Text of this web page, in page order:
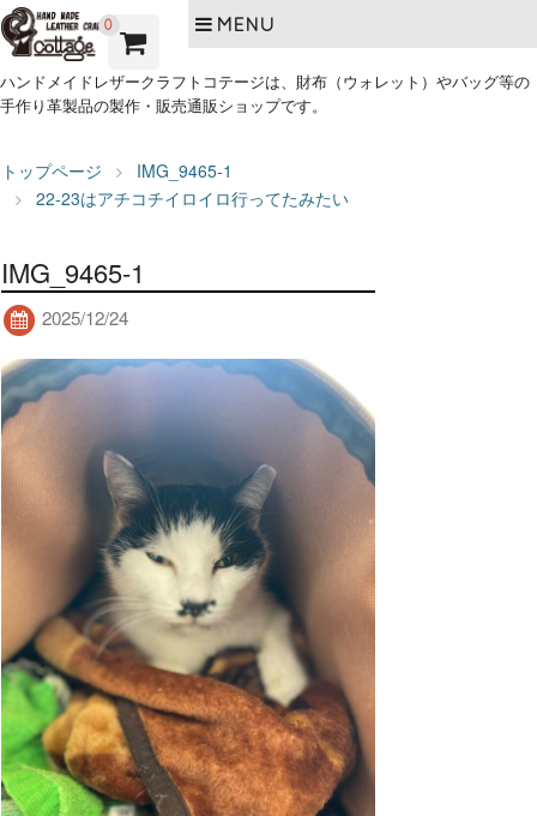
0 MENU
ハンドメイドレザークラフトコテージは、財布（ウォレット）やバッグ等の
手作り革製品の製作・販売通販ショップです。
トップページ
IMG_9465-1
22-23はアチコチイロイロ行ってたみたい
IMG_9465-1
2025/12/24